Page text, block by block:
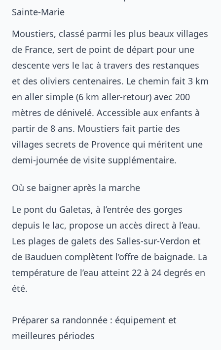
Sainte-Marie
Moustiers, classé parmi les plus beaux villages
de France, sert de point de départ pour une
descente vers le lac à travers des restanques
et des oliviers centenaires. Le chemin fait 3 km
en aller simple (6 km aller-retour) avec 200
mètres de dénivelé. Accessible aux enfants à
partir de 8 ans. Moustiers fait partie des
villages secrets de Provence qui méritent une
demi-journée de visite supplémentaire.
Où se baigner après la marche
Le pont du Galetas, à l’entrée des gorges
depuis le lac, propose un accès direct à l’eau.
Les plages de galets des Salles-sur-Verdon et
de Bauduen complètent l’offre de baignade. La
température de l’eau atteint 22 à 24 degrés en
été.
Préparer sa randonnée : équipement et
meilleures périodes